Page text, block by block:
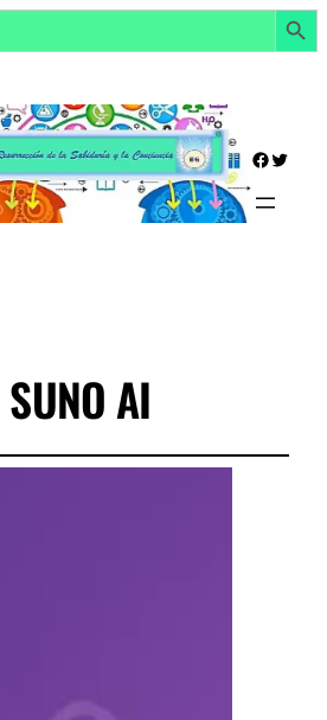
Botón de
Twitter
SUNO AI